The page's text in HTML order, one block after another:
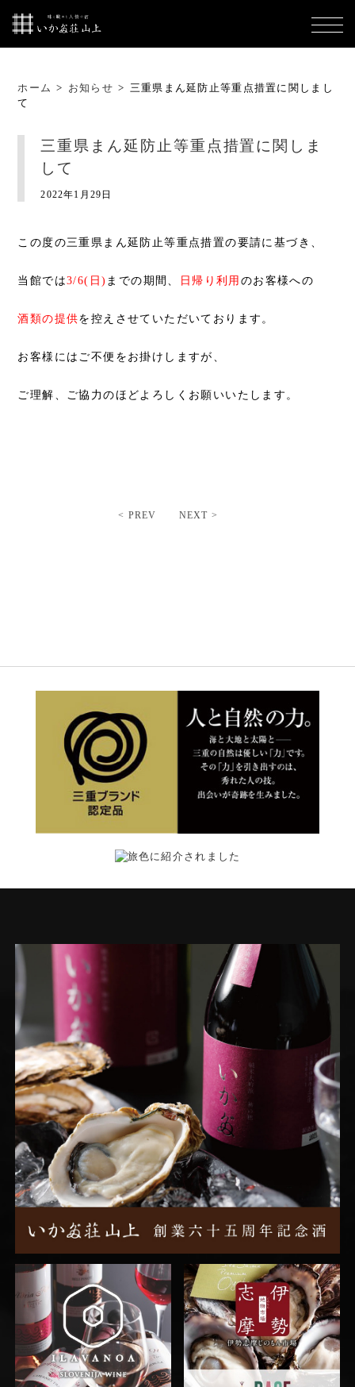
ホーム > お知らせ > 三重県まん延防止等重点措置に関しまし
て
三重県まん延防止等重点措置に関しま
して
2022年1月29日
この度の三重県まん延防止等重点措置の要請に基づき、
当館では3/6(日) までの期間、 日帰り利用 のお客様への
酒類の提供を控えさせていただいております。
お客様にはご不便をお掛けしますが、
ご理解、ご協力のほどよろしくお願いいたします。
< PREV NEXT >